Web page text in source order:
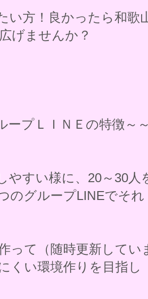
い方！良かったら和歌
げませんか？
プＬＩＮＥの特徴～
すい様に、20～30人
のグループLINEでそれ
て（随時更新してい
くい環境作りを目指し